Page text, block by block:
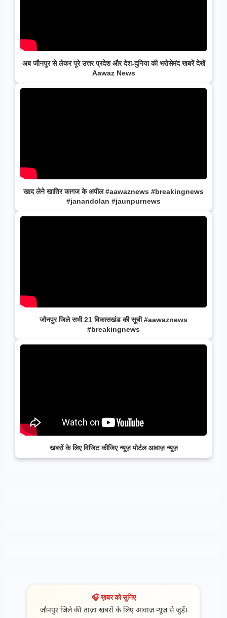
अब जौनपुर से लेकर पूरे उत्तर प्रदेश और देश-दुनिया की भरोसेमंद खबरें देखें
Aawaz News
खाद लेने खातिर कागज के अपील #aawaznews #breakingnews
#janandolan #jaunpurnews
जौनपुर जिले सभी 21 विकासखंड की सूची #aawaznews
#breakingnews
खबरों के लिए विजिट कीजिए न्यूज़ पोर्टल आवाज़ न्यूज़
🎧 ख़बर को सुनिए
जौनपुर जिले की ताज़ा खबरों के लिए आवाज़ न्यूज़ से जुड़ें।